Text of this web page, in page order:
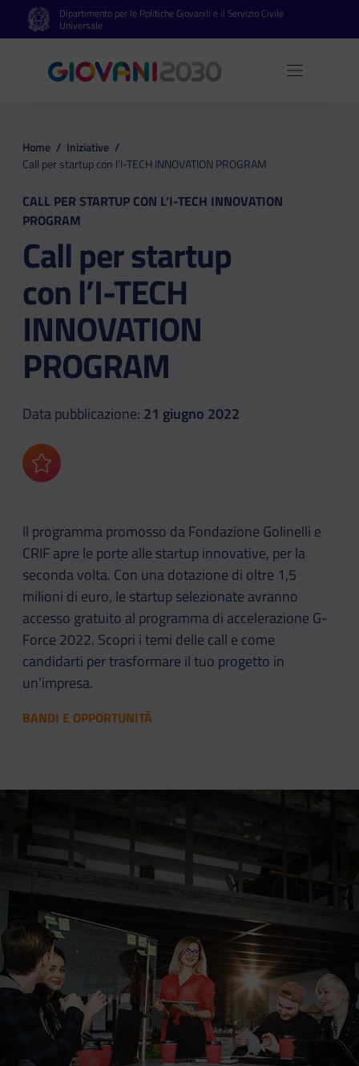
Vai al contenuto principale
Vai al footerDipartimento per le Politiche Giovanili e il Servizio Civile
Universale
Apri
Home / Iniziative /
Call per startup con l’I-TECH INNOVATION PROGRAM
CALL PER STARTUP CON L’I-TECH INNOVATION
PROGRAM
Call per startup
con l’I-TECH
INNOVATION
PROGRAM
Data pubblicazione: 21 giugno 2022
Aggiungi ai preferiti
Il programma promosso da Fondazione Golinelli e
CRIF apre le porte alle startup innovative, per la
seconda volta. Con una dotazione di oltre 1,5
milioni di euro, le startup selezionate avranno
accesso gratuito al programma di accelerazione G-
Force 2022. Scopri i temi delle call e come
candidarti per trasformare il tuo progetto in
un’impresa.
BANDI E OPPORTUNITÀ